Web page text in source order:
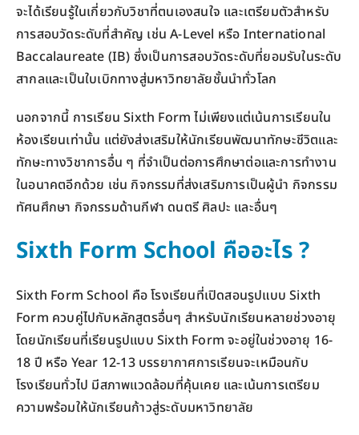
จะได้เรียนรู้ในเกี่ยวกับวิชาที่ตนเองสนใจ และเตรียมตัวสำหรับ
การสอบวัดระดับที่สำคัญ เช่น A-Level หรือ International
Baccalaureate (IB) ซึ่งเป็นการสอบวัดระดับที่ยอมรับในระดับ
สากลและเป็นใบเบิกทางสู่มหาวิทยาลัยชั้นนำทั่วโลก
นอกจากนี้ การเรียน Sixth Form ไม่เพียงแต่เน้นการเรียนใน
ห้องเรียนเท่านั้น แต่ยังส่งเสริมให้นักเรียนพัฒนาทักษะชีวิตและ
ทักษะทางวิชาการอื่น ๆ ที่จำเป็นต่อการศึกษาต่อและการทำงาน
ในอนาคตอีกด้วย เช่น กิจกรรมที่ส่งเสริมการเป็นผู้นำ กิจกรรม
ทัศนศึกษา กิจกรรมด้านกีฬา ดนตรี ศิลปะ และอื่นๆ
Sixth Form School คืออะไร ?
Sixth Form School คือ โรงเรียนที่เปิดสอนรูปแบบ Sixth
Form ควบคู่ไปกับหลักสูตรอื่นๆ สำหรับนักเรียนหลายช่วงอายุ
โดยนักเรียนที่เรียนรูปแบบ Sixth Form จะอยู่ในช่วงอายุ 16-
18 ปี หรือ Year 12-13 บรรยากาศการเรียนจะเหมือนกับ
โรงเรียนทั่วไป มีสภาพแวดล้อมที่คุ้นเคย และเน้นการเตรียม
ความพร้อมให้นักเรียนก้าวสู่ระดับมหาวิทยาลัย